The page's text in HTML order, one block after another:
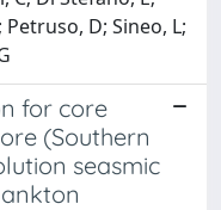
D; Sineo, L;
for core
(Southern
seasmic